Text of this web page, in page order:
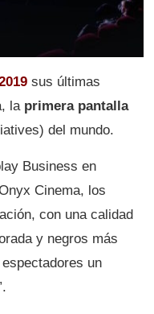
sus últimas
la primera pantalla
del mundo.
Business en
Cinema, los
con una calidad
y negros más
un